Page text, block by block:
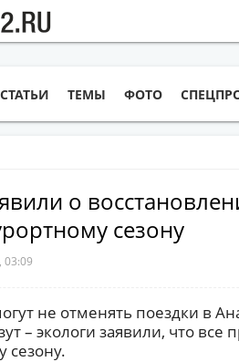
СТАТЬИ ТЕМЫ ФОТО
о
сезону
03:09
не отменять поездки в
– экологи заявили, что все
сезону.